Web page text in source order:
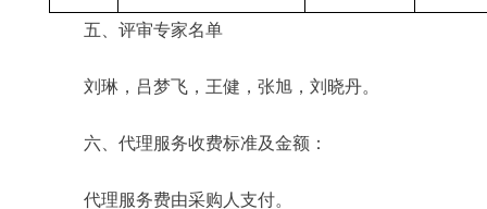
五、评审专家名单
刘琳，吕梦飞，王健，张旭，刘晓丹。
六、代理服务收费标准及金额：
代理服务费由采购人支付。